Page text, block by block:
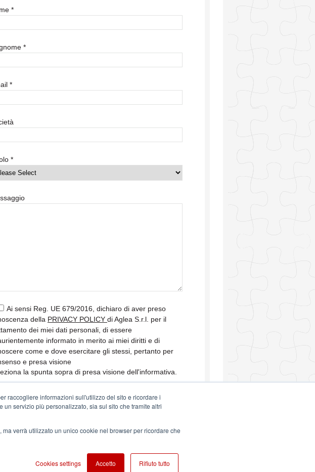
raccogliere informazioni sull'utilizzo del sito e ricordare i
servizio più personalizzato, sia sul sito che tramite altri
verrà utilizzato un unico cookie nel browser per ricordare che
Cookies settings Accetto Rifiuto tutto
*
*
*
*
Ai sensi Reg. UE 679/2016, dichiaro di aver preso
della PRIVACY POLICY di Aglea S.r.l. per il
dei miei dati personali, di essere
informato in merito ai miei diritti e di
come e dove esercitare gli stessi, pertanto per
e presa visione
la spunta sopra di presa visione dell'informativa.